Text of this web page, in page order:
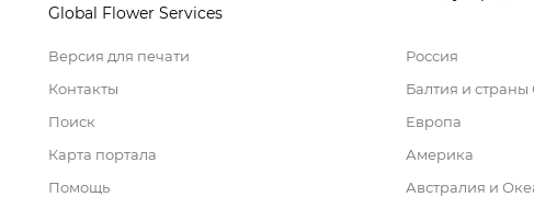
Global Flower Services
Версия для печати
Контакты
Поиск
Карта портала
Помощь
Россия
Балтия и страны
Европа
Америка
Австралия и